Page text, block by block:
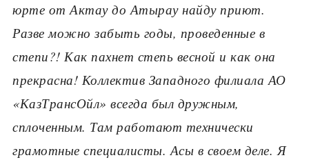
юрте от Актау до Атырау найду приют.
Разве можно забыть годы, проведенные в
степи?! Как пахнет степь весной и как она
прекрасна! Коллектив Западного филиала АО
«КазТрансОйл» всегда был дружным,
сплоченным. Там работают технически
грамотные специалисты. Асы в своем деле. Я